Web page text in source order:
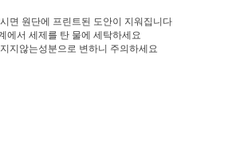
면 원단에 프린트된 도안이 지워집니다
에서 세제를 탄 물에 세탁하세요
지않는성분으로 변하니 주의하세요